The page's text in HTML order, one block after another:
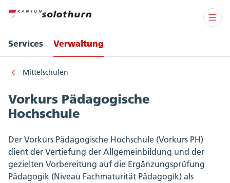
Services Verwaltung
Mittelschulen
Vorkurs Pädagogische
Hochschule
Der Vorkurs Pädagogische Hochschule (Vorkurs PH)
dient der Vertiefung der Allgemeinbildung und der
gezielten Vorbereitung auf die Ergänzungsprüfung
Pädagogik (Niveau Fachmaturität Pädagogik) als